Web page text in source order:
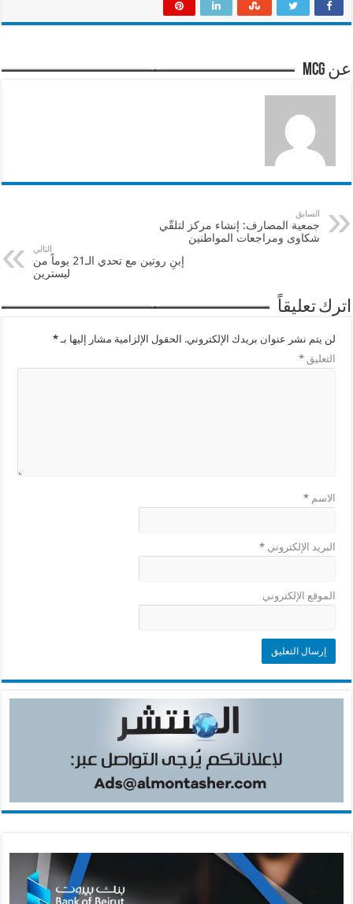
عن mcg
السابق
جمعية المصارف: إنشاء مركز لتلقّي
شكاوى ومراجعات المواطنين
التالي
إبنِ روتين مع تحدي الـ21 يوماً من
ليسترين
اترك تعليقاً
لن يتم نشر عنوان بريدك الإلكتروني. الحقول الإلزامية مشار إليها بـ*
التعليق*
الاسم*
البريد الإلكتروني*
الموقع الإلكتروني